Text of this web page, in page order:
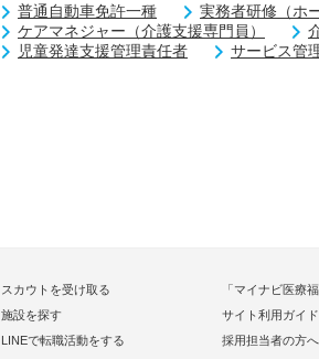
普通自動車免許一種 実務者研修（ホ
ケアマネジャー（介護支援専門員）
児童発達支援管理責任者
サービス管
スカウトを受け取る
施設を探す
LINEで転職活動をする
「マイナビ医療
サイト利用ガイド
採用担当者の方へ